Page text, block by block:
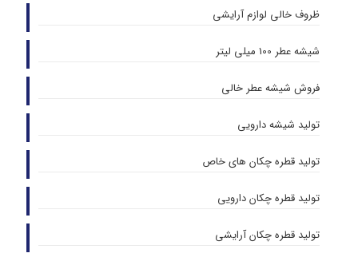
ظروف خالی لوازم آرایشی
شیشه عطر 100 میلی لیتر
فروش شیشه عطر خالی
تولید شیشه دارویی
تولید قطره چکان های خاص
تولید قطره چکان دارویی
تولید قطره چکان آرایشی